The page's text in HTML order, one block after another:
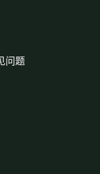
问题